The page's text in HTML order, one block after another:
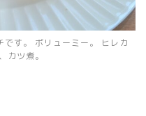
です。 ボリューミー。 ヒレカ
カツ煮。